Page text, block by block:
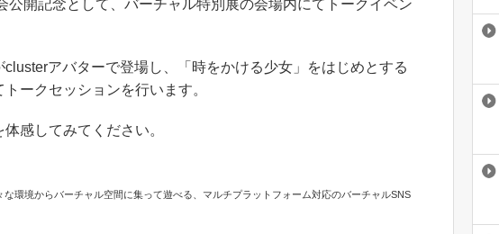
開記念として、バーチャル特別展の会場内にてトークイベン
アバターで登場し、「時をかける少女」をはじめとする
ークセッションを行います。
感してみてください。
環境からバーチャル空間に集って遊べる、マルチプラットフォーム対応のバーチャルSNS